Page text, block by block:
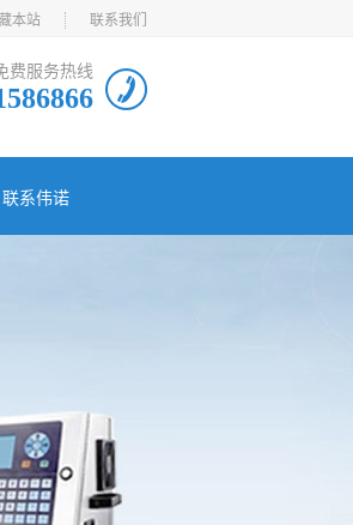
本站 联系我们
费服务热线
联系伟诺